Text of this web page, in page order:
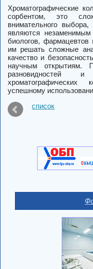
Хроматографические
сорбентом, это
внимательного
являются
биологов, фармацевтов
им решать сложные
качество и
научным открытиям.
разновидностей и
успешному
список